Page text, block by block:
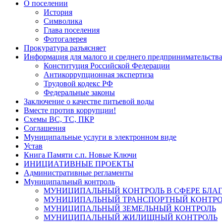
О поселении
История
Символика
Глава поселения
Фотогалерея
Прокуратура разъясняет
Информация для малого и среднего предпринимательства
Конституция Российской Федерации
Антикоррупционная экспертиза
Трудовой кодекс РФ
Федеральные законы
Заключение о качестве питьевой воды
Вместе против коррупции!
Схемы ВС, ТС, ПКР
Соглашения
Муниципальные услуги в электронном виде
Устав
Книга Памяти с.п. Новые Ключи
ИНИЦИАТИВНЫЕ ПРОЕКТЫ
Административные регламенты
Муниципальный контроль
МУНИЦИПАЛЬНЫЙ КОНТРОЛЬ В СФЕРЕ
МУНИЦИПАЛЬНЫЙ ТРАНСПОРТНЫЙ
МУНИЦИПАЛЬНЫЙ ЗЕМЕЛЬНЫЙ КОНТРОЛЬ
МУНИЦИПАЛЬНЫЙ ЖИЛИЩНЫЙ КОНТРОЛЬ